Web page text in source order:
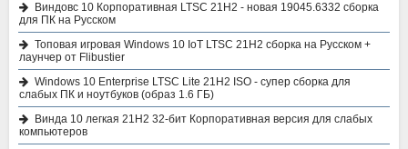
Виндовс 10 Корпоративная LTSC 21H2 - новая 19045.6332 сборка
для ПК на Русском
Топовая игровая Windows 10 IoT LTSC 21H2 сборка на Русском +
лаунчер от Flibustier
Windows 10 Enterprise LTSC Lite 21H2 ISO - супер сборка для
слабых ПК и ноутбуков (образ 1.6 ГБ)
Винда 10 легкая 21H2 32-бит Корпоративная версия для слабых
компьютеров